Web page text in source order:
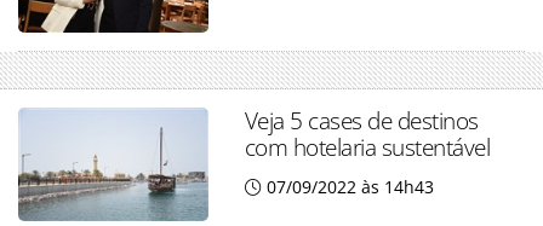
Veja 5 cases de destinos
com hotelaria sustentável
07/09/2022 às 14h43